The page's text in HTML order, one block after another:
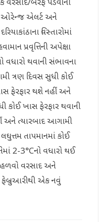
વરસાદ/બરફ પડવાની
ઓરેન્જ એલર્ટ અને
વિસ્તારોમાં
પ્રવૃત્તિની અપેક્ષા
વધારો થવાની સંભાવના
ત્રણ દિવસ સુધી કોઈ
ફેરફાર થશે નહીં અને
કોઈ ખાસ ફેરફાર થવાની
અને ત્યારબાદ આગામી
તાપમાનમાં કોઈ
2-3°Cનો વધારો થઈ
હળવો વરસાદ અને
ફેબ્રુઆરીથી એક નવું